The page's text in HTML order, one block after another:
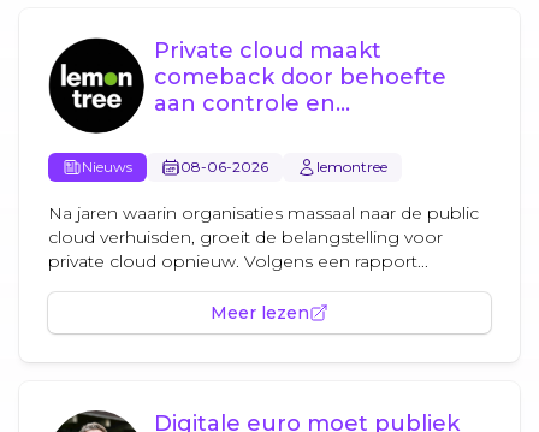
Private cloud maakt
comeback door behoefte
aan controle en
Nieuws 08-06-2026 lemontree
Na jaren waarin organisaties massaal naar de public
cloud verhuisden, groeit de belangstelling voor
private cloud opnieuw. Volgens een rapport...
Meer lezen
Digitale euro moet publiek